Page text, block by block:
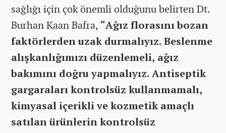
sağlığı için çok önemli olduğunu belirten Dt.
Burhan Kaan Bafra, “Ağız florasını bozan
faktörlerden uzak durmalıyız. Beslenme
alışkanlığımızı düzenlemeli, ağız
bakımını doğru yapmalıyız. Antiseptik
gargaraları kontrolsüz kullanmamalı,
kimyasal içerikli ve kozmetik amaçlı
satılan ürünlerin kontrolsüz